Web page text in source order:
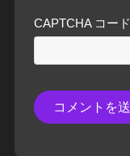
CAPTCHA コード